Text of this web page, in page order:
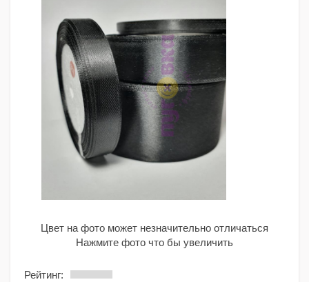
Цвет на фото может незначительно отличаться
Нажмите фото что бы увеличить
Рейтинг: